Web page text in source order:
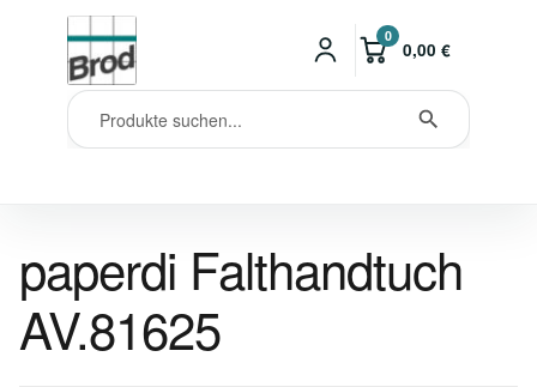
0
0,00 €
paperdi Falthandtuch
AV.81625